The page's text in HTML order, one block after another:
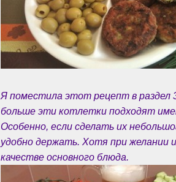
Я поместила этот рецепт в раздел
больше эти котлетки подходят
Особенно, если сделать их
удобно держать. Хотя при желании
качестве основного блюда.